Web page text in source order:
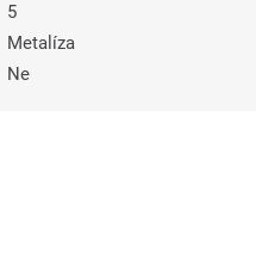
5
Metalíza
Ne